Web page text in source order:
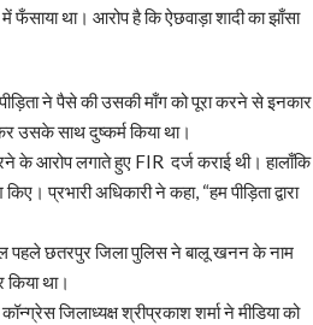
था। आरोप है कि ऐछवाड़ा शादी का झाँसा
ने पैसे की उसकी माँग को पूरा करने से इनकार
उसके साथ दुष्कर्म किया था।
आरोप लगाते हुए FIR दर्ज कराई थी। हालाँकि
प्रभारी अधिकारी ने कहा, “हम पीड़िता द्वारा
पहले छतरपुर जिला पुलिस ने बालू खनन के नाम
था।
जिलाध्यक्ष श्रीप्रकाश शर्मा ने मीडिया को